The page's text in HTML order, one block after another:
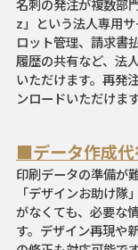
名刺の発注が複数部
z」という法人専用
ロット管理、請求書
履歴の共有など、法
いただけます。再発
ンロードいただけま
■データ作成代
印刷データの準備が
「デザインお助け
がなくても、必要な
す。デザイン再現や